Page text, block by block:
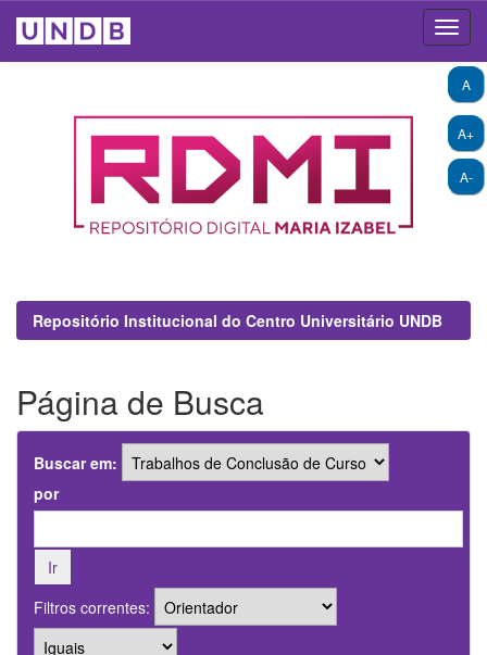
A+
A-
A
Repositório Institucional do Centro Universitário UNDB
Página de Busca
Buscar em:
por
Filtros correntes: